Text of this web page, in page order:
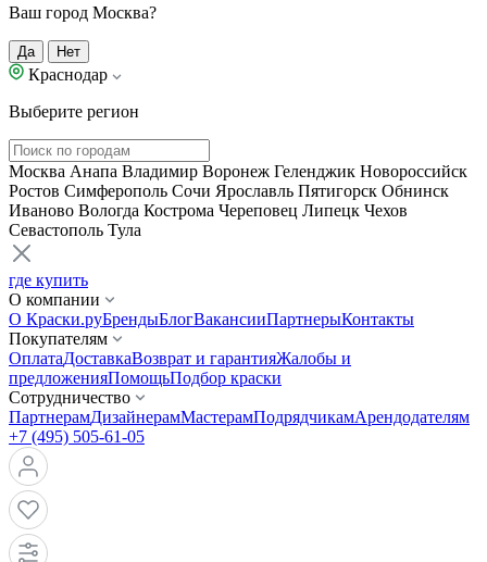
Ваш город Москва?
Да Нет
Краснодар
Выберите регион
Москва Анапа Владимир Воронеж Геленджик Новороссийск
Ростов Симферополь Сочи Ярославль Пятигорск Обнинск
Иваново Вологда Кострома Череповец Липецк Чехов
Севастополь Тула
где купить
О компании
О Краски.руБрендыБлогВакансииПартнерыКонтакты
Покупателям
ОплатаДоставкаВозврат и гарантияЖалобы и
предложенияПомощьПодбор краски
Сотрудничество
ПартнерамДизайнерамМастерамПодрядчикамАрендодателям
+7 (495) 505-61-05